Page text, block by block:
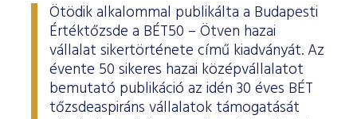
Ötödik alkalommal publikálta a Budapesti
Értéktőzsde a BÉT50 – Ötven hazai
vállalat sikertörténete című kiadványát. Az
évente 50 sikeres hazai középvállalatot
bemutató publikáció az idén 30 éves BÉT
tőzsdeaspiráns vállalatok támogatását